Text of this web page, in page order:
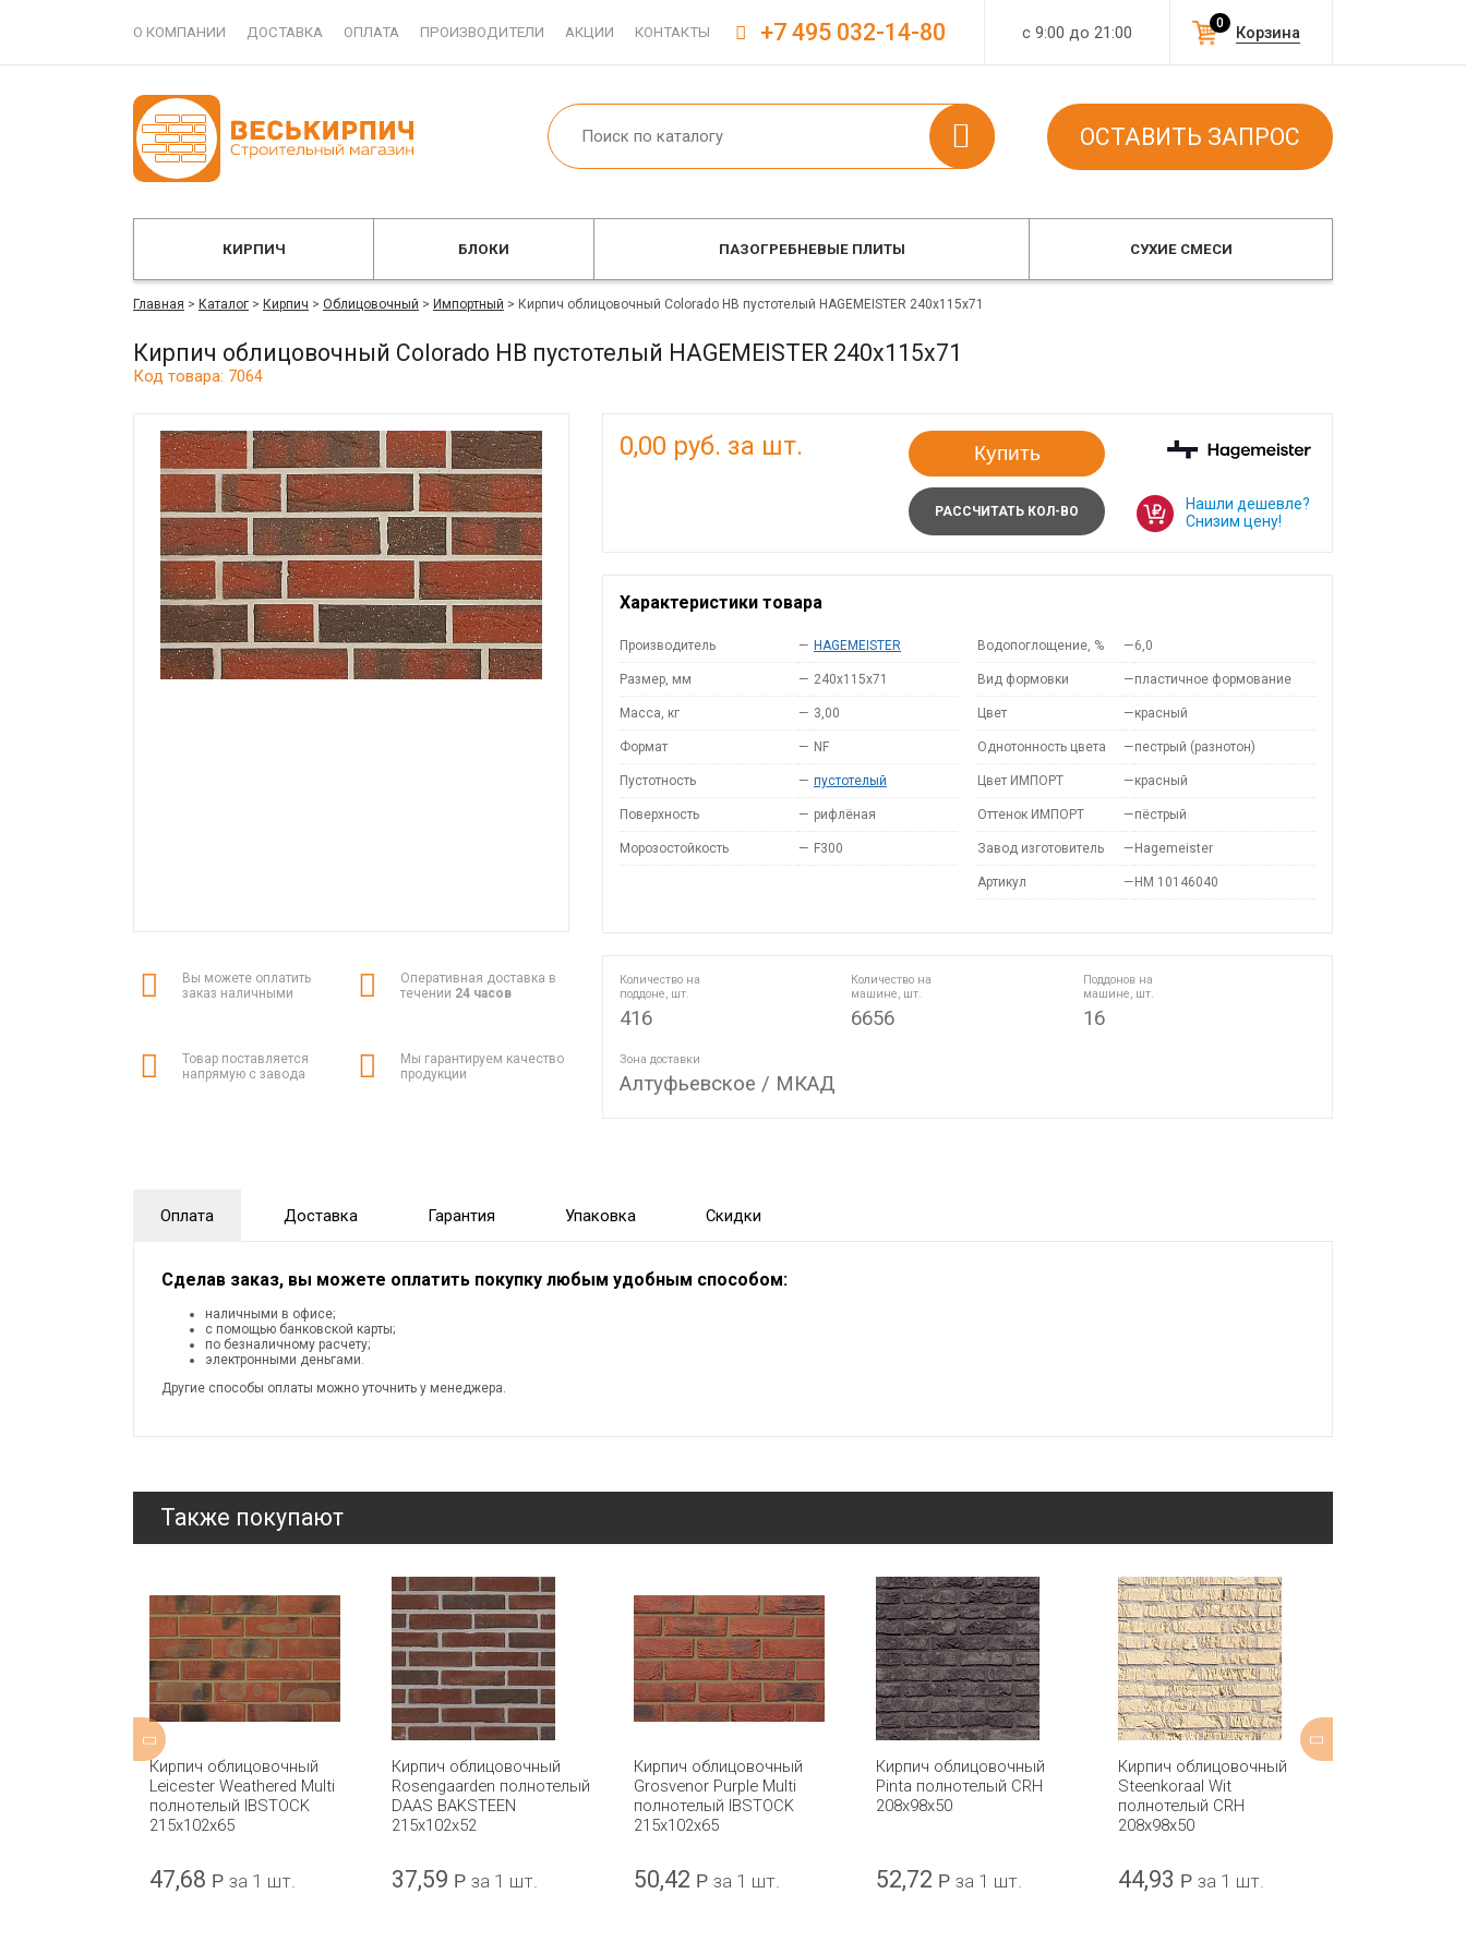
О КОМПАНИИ ДОСТАВКА ОПЛАТА ПРОИЗВОДИТЕЛИ АКЦИИ КОНТАКТЫ с 9:00 до 21:00 Корзина
0
+7 495 032-14-80
ОСТАВИТЬ ЗАПРОС
КИРПИЧ БЛОКИ ПАЗОГРЕБНЕВЫЕ ПЛИТЫ СУХИЕ СМЕСИ
Главная > Каталог > Кирпич > Облицовочный > Импортный > Кирпич облицовочный Colorado HB пустотелый HAGEMEISTER 240x115x71
Кирпич облицовочный Colorado HB пустотелый HAGEMEISTER 240x115x71
Код товара: 7064
Вы можете оплатить
заказ наличными
Оперативная доставка в
течении 24 часов
Товар поставляется
напрямую с завода
Мы гарантируем качество
продукции
0,00 руб. за шт. Купить
РАССЧИТАТЬ КОЛ-ВО
Нашли дешевле?
Снизим цену!
Характеристики товара
Производитель — HAGEMEISTER
Размер, мм — 240x115x71
Масса, кг — 3,00
Формат — NF
Пустотность — пустотелый
Поверхность — рифлёная
Морозостойкость — F300
Водопоглощение, % —6,0
Вид формовки —пластичное формование
Цвет —красный
Однотонность цвета —пестрый (разнотон)
Цвет ИМПОРТ —красный
Оттенок ИМПОРТ —пёстрый
Завод изготовитель — Hagemeister
Артикул — HM 10146040
Количество на
поддоне, шт.
416
Количество на
машине, шт.
6656
Поддонов на
машине, шт.
16
Зона доставки
Алтуфьевское / МКАД
Оплата Доставка Гарантия Упаковка Скидки
Сделав заказ, вы можете оплатить покупку любым удобным способом:
наличными в офисе;
с помощью банковской карты;
по безналичному расчету;
электронными деньгами.
Другие способы оплаты можно уточнить у менеджера.
Также покупают
Кирпич облицовочный
Leicester Weathered Multi
полнотелый IBSTOCK
215x102x65
47,68 Р за 1 шт.
Кирпич облицовочный
Rosengaarden полнотелый
DAAS BAKSTEEN
215x102x52
37,59 Р за 1 шт.
Кирпич облицовочный
Grosvenor Purple Multi
полнотелый IBSTOCK
215x102x65
50,42 Р за 1 шт.
Кирпич облицовочный
Pinta полнотелый CRH
208x98x50
52,72 Р за 1 шт.
Кирпич облицовочный
Steenkoraal Wit
полнотелый CRH
208x98x50
44,93 Р за 1 шт.